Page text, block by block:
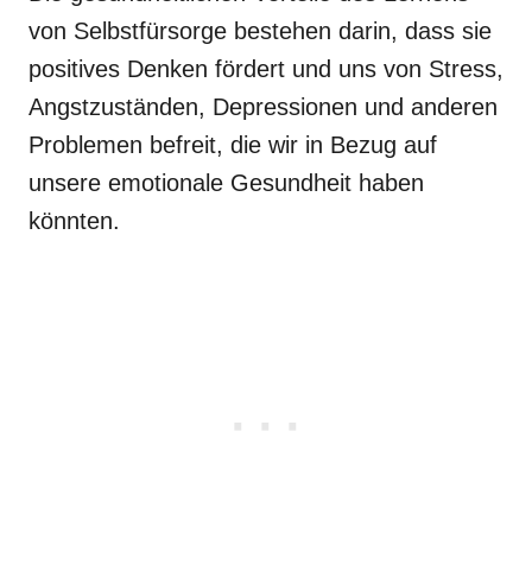
von Selbstfürsorge bestehen darin, dass sie
positives Denken fördert und uns von Stress,
Angstzuständen, Depressionen und anderen
Problemen befreit, die wir in Bezug auf
unsere emotionale Gesundheit haben
könnten.